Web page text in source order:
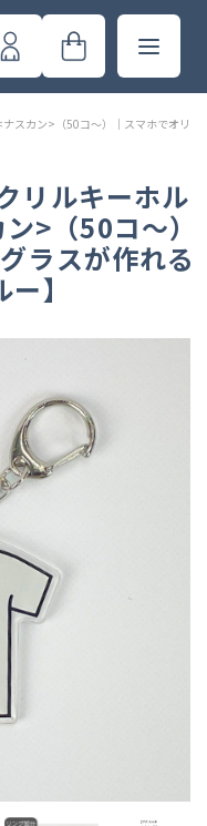
スカン>（50コ～）｜スマホでオリ
リルキーホル
>（50コ～）
ラスが作れる
】